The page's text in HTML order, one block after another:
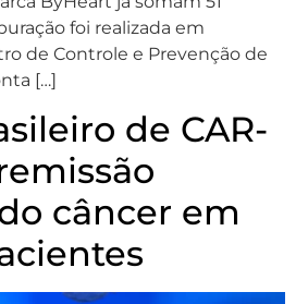
foi realizada em
de Controle e Prevenção de
[…]
de CAR-
câncer em